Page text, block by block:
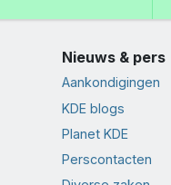
Nieuws & pers
Aankondigingen
KDE blogs
Planet KDE
Perscontacten